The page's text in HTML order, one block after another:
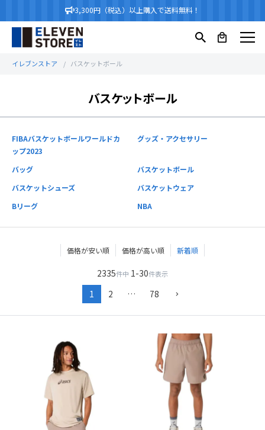
3,300円（税込）以上購入で送料無料！
イレブンストア バスケットボール
バスケットボール
FIBAバスケットボールワールドカ
ップ2023
グッズ・アクセサリー
バッグ
バスケットボール
バスケットシューズ
バスケットウェア
Bリーグ
NBA
価格が安い順 価格が高い順 新着順
2335件中 1-30件表示
1 2 … 78